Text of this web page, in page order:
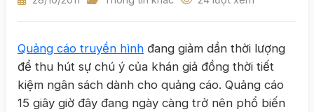
Quảng cáo truyền hình đang giảm dần thời lượng
để thu hút sự chú ý của khán giả đồng thời tiết
kiệm ngân sách dành cho quảng cáo. Quảng cáo
15 giây giờ đây đang ngày càng trở nên phổ biến